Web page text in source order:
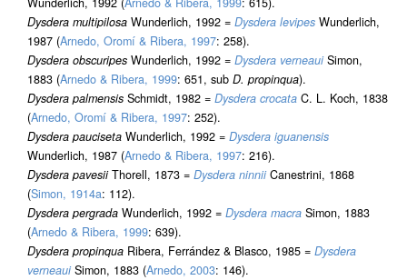
Dysdera multipilosa Wunderlich, 1992 = Dysdera levipes Wunderlich,
1987 (Arnedo, Oromí & Ribera, 1997: 258).
Dysdera obscuripes Wunderlich, 1992 = Dysdera verneauiSimon,
1883 (Arnedo & Ribera, 1999: 651, sub D. propinqua).
Dysdera palmensis Schmidt, 1982 = Dysdera crocata C. L. Koch, 1838
(Arnedo, Oromí & Ribera, 1997: 252).
Dysdera pauciseta Wunderlich, 1992 = Dysdera iguanensis
Wunderlich, 1987 (Arnedo & Ribera, 1997: 216).
Dysdera pavesiiThorell, 1873 = Dysdera ninniiCanestrini, 1868
(Simon, 1914a: 112).
Dysdera pergrada Wunderlich, 1992 = Dysdera macra Simon, 1883
(Arnedo & Ribera, 1999: 639).
Dysdera propinqua Ribera, Ferrández & Blasco, 1985 = Dysdera
verneauiSimon, 1883 (Arnedo, 2003: 146).